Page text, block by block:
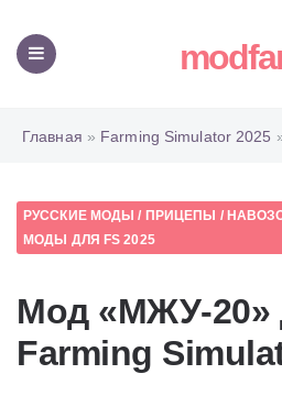
Главная » Farming Simulator 2025
РУССКИЕ МОДЫ / ПРИЦЕПЫ /
МОДЫ ДЛЯ FS 2025
Мод «МЖУ-20»
Farming